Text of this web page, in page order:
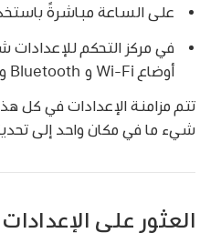
على الساعة مباشرةً
في مركز التحكم للإعدادات
أوضاع Wi-Fi و Bluetooth والتركيز
تتم مزامنة الإعدادات في كل
شيء ما في مكان واحد إلى
العثور على